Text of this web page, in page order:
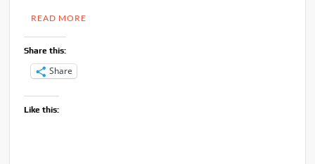
READ MORE
Share this:
Share
Like this: